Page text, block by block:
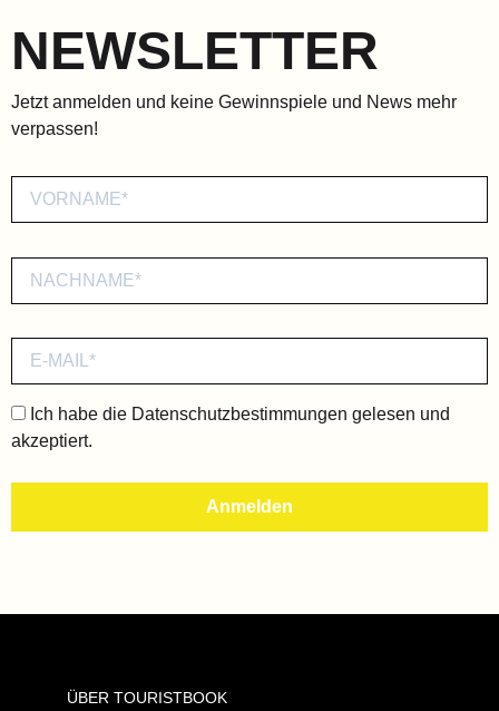
NEWSLETTER
Jetzt anmelden und keine Gewinnspiele und News mehr
verpassen!
Ich habe die Datenschutzbestimmungen gelesen und
akzeptiert.
ÜBER TOURISTBOOK